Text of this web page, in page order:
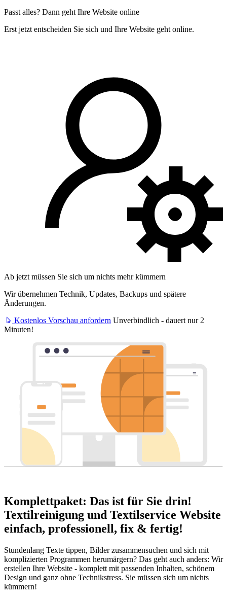
Passt alles? Dann geht Ihre Website online
Erst jetzt entscheiden Sie sich und Ihre Website geht online.
Ab jetzt müssen Sie sich um nichts mehr kümmern
Wir übernehmen Technik, Updates, Backups und spätere
Änderungen.
Kostenlos Vorschau anfordern Unverbindlich - dauert nur 2
Minuten!
Komplettpaket: Das ist für Sie drin!
Textil­reinigung und Textil­service Website
einfach, professionell, fix & fertig!
Stundenlang Texte tippen, Bilder zusammensuchen und sich mit
komplizierten Programmen herumärgern? Das geht auch anders: Wir
erstellen Ihre Website - komplett mit passenden Inhalten, schönem
Design und ganz ohne Technikstress. Sie müssen sich um nichts
kümmern!